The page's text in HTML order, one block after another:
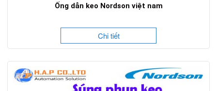
Ống dẫn keo Nordson việt nam
Chi tiết